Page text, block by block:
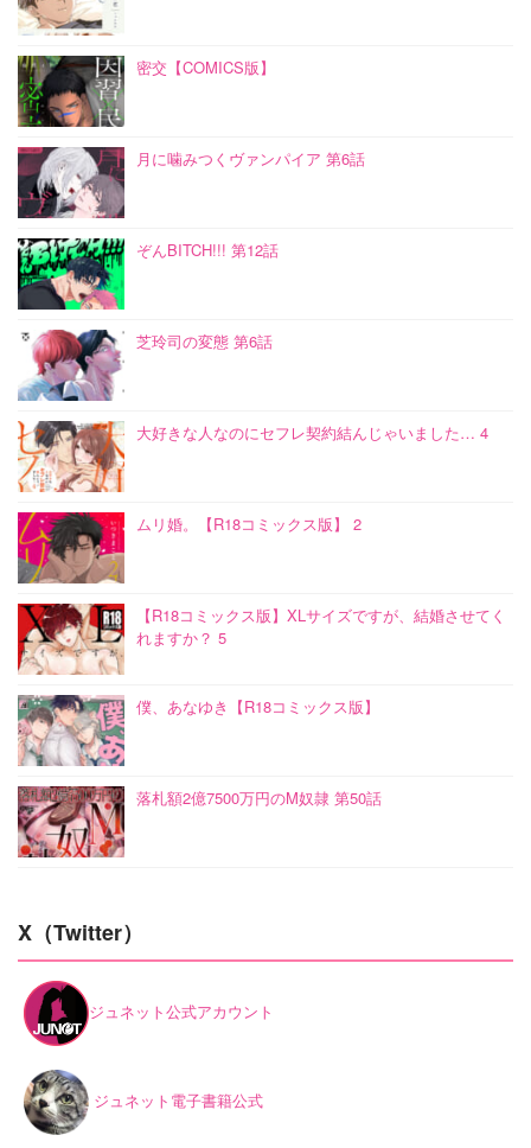
密交【COMICS版】
月に噛みつくヴァンパイア 第6話
ぞんBITCH!!! 第12話
芝玲司の変態 第6話
大好きな人なのにセフレ契約結んじゃいました… 4
ムリ婚。【R18コミックス版】 2
【R18コミックス版】XLサイズですが、結婚させてく
れますか？ 5
僕、あなゆき【R18コミックス版】
落札額2億7500万円のM奴隷 第50話
X（Twitter）
ジュネット公式アカウント
ジュネット電子書籍公式